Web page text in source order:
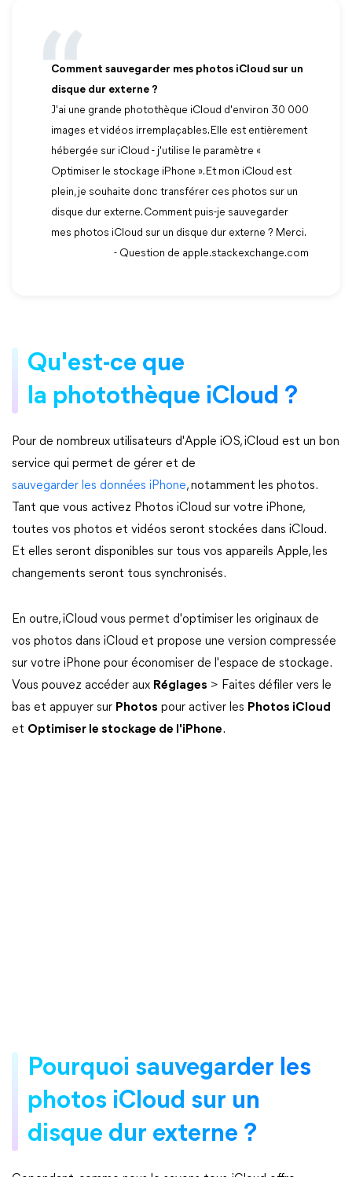
Comment sauvegarder mes photos iCloud sur un
disque dur externe ?
J'ai une grande photothèque iCloud d'environ 30 000
images et vidéos irremplaçables. Elle est entièrement
hébergée sur iCloud - j'utilise le paramètre «
Optimiser le stockage iPhone ». Et mon iCloud est
plein, je souhaite donc transférer ces photos sur un
disque dur externe. Comment puis-je sauvegarder
mes photos iCloud sur un disque dur externe ? Merci.
- Question de apple.stackexchange.com
Qu'est-ce que
la photothèque iCloud ?
Pour de nombreux utilisateurs d'Apple iOS, iCloud est un bon
service qui permet de gérer et de
sauvegarder les données iPhone, notamment les photos.
Tant que vous activez Photos iCloud sur votre iPhone,
toutes vos photos et vidéos seront stockées dans iCloud.
Et elles seront disponibles sur tous vos appareils Apple, les
changements seront tous synchronisés.
En outre, iCloud vous permet d'optimiser les originaux de
vos photos dans iCloud et propose une version compressée
sur votre iPhone pour économiser de l'espace de stockage.
Vous pouvez accéder aux Réglages > Faites défiler vers le
bas et appuyer sur Photos pour activer les Photos iCloud
et Optimiser le stockage de l'iPhone.
Pourquoi sauvegarder les
photos iCloud sur un
disque dur externe ?